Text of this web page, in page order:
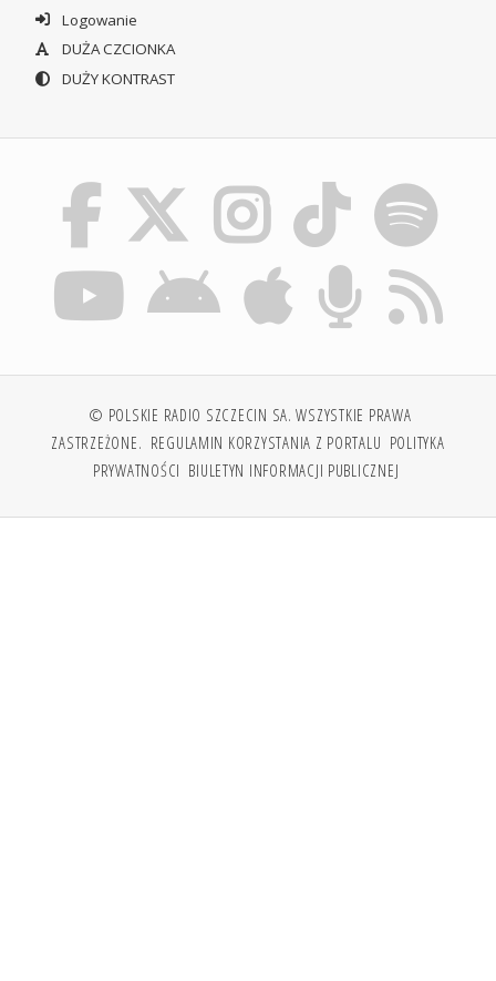
Logowanie
DUŻA CZCIONKA
DUŻY KONTRAST
© POLSKIE RADIO SZCZECIN SA. WSZYSTKIE PRAWA
ZASTRZEŻONE. REGULAMIN KORZYSTANIA Z PORTALU POLITYKA
PRYWATNOŚCI BIULETYN INFORMACJI PUBLICZNEJ